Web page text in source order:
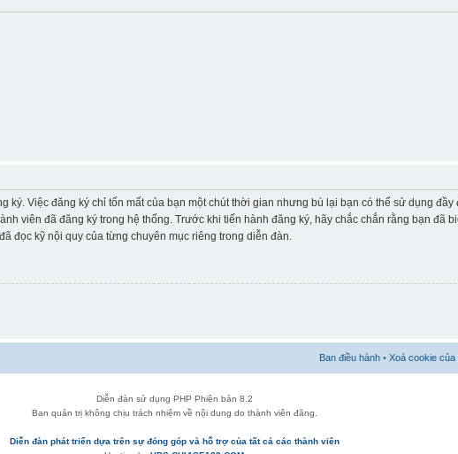
Việc đăng ký chỉ tốn mất của bạn một chút thời gian nhưng bù lại bạn có thể sử dụng
viên đã đăng ký trong hệ thống. Trước khi tiến hành đăng ký, hãy chắc chắn rằng bạn đã
đọc kỹ nội quy của từng chuyên mục riêng trong diễn đàn.
Ban điều hành • Xoá cookie của
Diễn đàn sử dụng PHP Phiên bản 8.2
Ban quản trị không chịu trách nhiệm về nội dung do thành viên đăng.
Diễn đàn phát triển dựa trên sự đóng góp và hỗ trợ của tất cả các thành viên